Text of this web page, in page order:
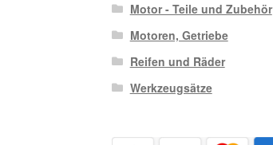
Motor - Teile und Zubehör
Motoren, Getriebe
Reifen und Räder
Werkzeugsätze